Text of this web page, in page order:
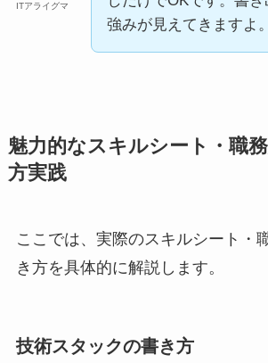
ITアライグマ
強みが見えてきますよ。
魅力的なスキルシート・職
方実践
ここでは、実際のスキルシート・
き方を具体的に解説します。
技術スタックの書き方